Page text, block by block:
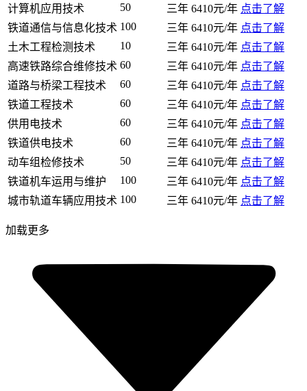
计算机应用技术
50 三年 6410元/年 点击了解
铁道通信与信息化技术 100 三年 6410元/年 点击了解
土木工程检测技术
10 三年 6410元/年 点击了解
高速铁路综合维修技术 60 三年 6410元/年 点击了解
道路与桥梁工程技术
60 三年 6410元/年 点击了解
铁道工程技术
60 三年 6410元/年 点击了解
供用电技术
60 三年 6410元/年 点击了解
铁道供电技术
60 三年 6410元/年 点击了解
动车组检修技术
50 三年 6410元/年 点击了解
铁道机车运用与维护
100 三年 6410元/年 点击了解
城市轨道车辆应用技术 100 三年 6410元/年 点击了解
加载更多